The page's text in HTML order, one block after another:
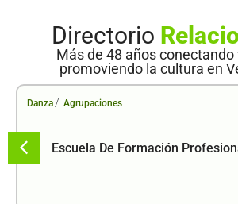
Directorio
Más de 48 años
promoviendo la cultura en
Danza / Agrupaciones
Escuela De Formación